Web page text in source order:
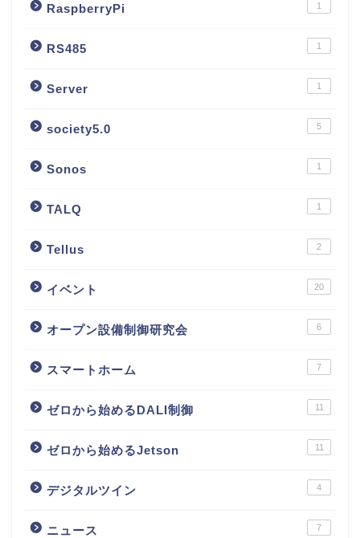
RaspberryPi 1
RS485 1
Server 1
society5.0 5
Sonos 1
TALQ 1
Tellus 2
イベント 20
オープン設備制御研究会 6
スマートホーム 7
ゼロから始めるDALI制御 11
ゼロから始めるJetson 11
デジタルツイン 4
ニュース 7